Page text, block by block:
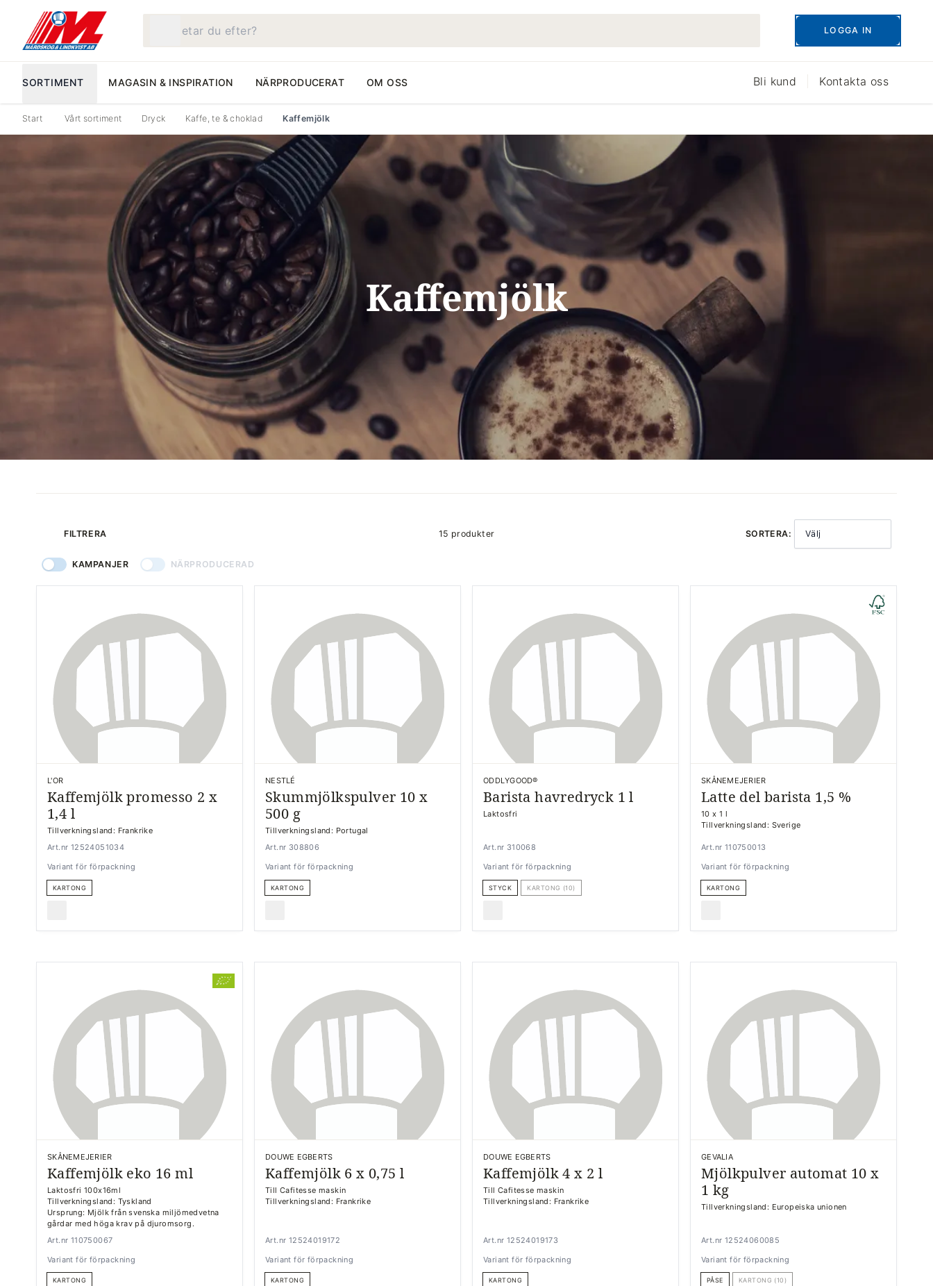
LOGGA IN
SORTIMENT MAGASIN & INSPIRATION NÄRPRODUCERAT OM OSS Bli kund Kontakta oss
Start Vårt sortiment Dryck Kaffe, te & choklad Kaffemjölk
Kaffemjölk
FILTRERA 15 produkter SORTERA: Välj
KAMPANJER NÄRPRODUCERAD
L'OR
Kaffemjölk promesso 2 x
1,4 l
Tillverkningsland: Frankrike
Art.nr 12524051034
Variant för förpackning
KARTONG
NESTLÉ
Skummjölkspulver 10 x
500 g
Tillverkningsland: Portugal
Art.nr 308806
Variant för förpackning
KARTONG
ODDLYGOOD®
Barista havredryck 1 l
Laktosfri
Art.nr 310068
Variant för förpackning
STYCK KARTONG (10)
SKÅNEMEJERIER
Latte del barista 1,5 %
10 x 1 l
Tillverkningsland: Sverige
Art.nr 110750013
Variant för förpackning
KARTONG
SKÅNEMEJERIER
Kaffemjölk eko 16 ml
Laktosfri 100x16ml
Tillverkningsland: Tyskland
Ursprung: Mjölk från svenska miljömedvetna
gårdar med höga krav på djuromsorg.
Art.nr 110750067
Variant för förpackning
KARTONG
DOUWE EGBERTS
Kaffemjölk 6 x 0,75 l
Till Cafitesse maskin
Tillverkningsland: Frankrike
Art.nr 12524019172
Variant för förpackning
KARTONG
DOUWE EGBERTS
Kaffemjölk 4 x 2 l
Till Cafitesse maskin
Tillverkningsland: Frankrike
Art.nr 12524019173
Variant för förpackning
KARTONG
GEVALIA
Mjölkpulver automat 10 x
1 kg
Tillverkningsland: Europeiska unionen
Art.nr 12524060085
Variant för förpackning
PÅSE KARTONG (10)